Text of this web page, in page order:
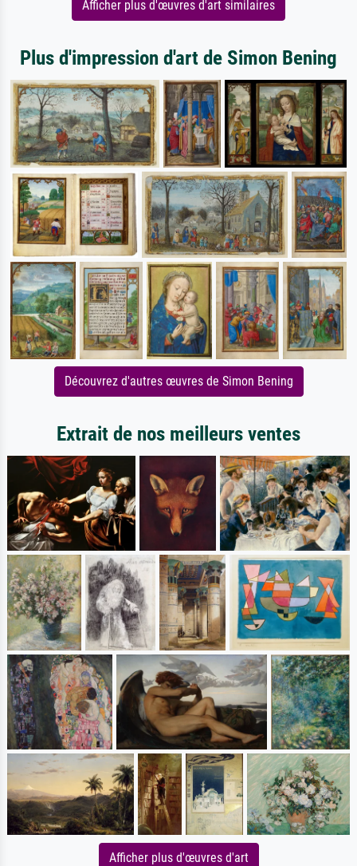
Afficher plus d'œuvres d'art similaires
Plus d'impression d'art de Simon Bening
Découvrez d'autres œuvres de Simon Bening
Extrait de nos meilleurs ventes
Afficher plus d'œuvres d'art